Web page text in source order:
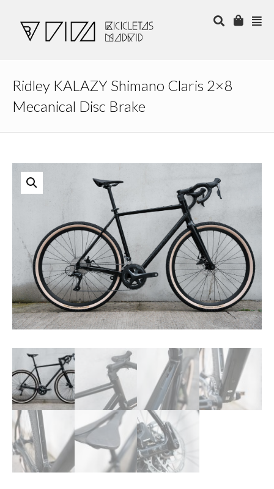
Ridley KALAZY Shimano Claris 2×8
Mecanical Disc Brake